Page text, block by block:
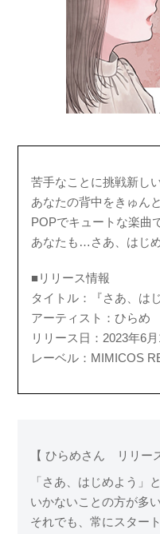
苦手なことに挑戦新し
あなたの背中をきゅん
POPでキュートな楽曲
あなたも…さあ、はじ
■リリース情報
タイトル：『さあ、は
アーティスト：ひらめ
リリース日：2023年6
レーベル：MIMICOS
【 ひらめさん リリー
「さあ、はじめよう」
いかないことの方が多
それでも、常にスター